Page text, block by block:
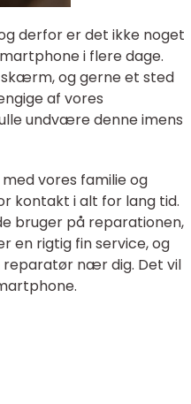
derfor er det ikke noget
i flere dage.
og gerne et sted
af vores
undvære denne imens
vores familie og
kontakt i alt for lang tid.
bruger på reparationen,
en rigtig fin service, og
nær dig. Det vil